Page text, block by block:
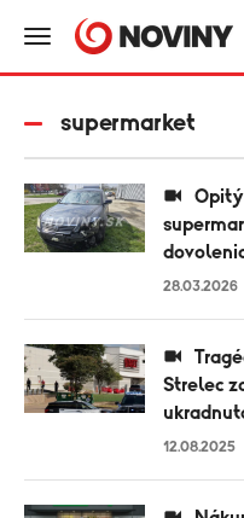
supermarket
28.03.2026
Strelec
12.08.2025